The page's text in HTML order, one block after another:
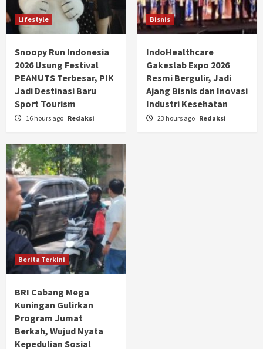
Lifestyle
Snoopy Run Indonesia
2026 Usung Festival
PEANUTS Terbesar, PIK
Jadi Destinasi Baru
Sport Tourism
16 hours ago Redaksi
Bisnis
IndoHealthcare
Gakeslab Expo 2026
Resmi Bergulir, Jadi
Ajang Bisnis dan Inovasi
Industri Kesehatan
23 hours ago Redaksi
Berita Terkini
BRI Cabang Mega
Kuningan Gulirkan
Program Jumat
Berkah, Wujud Nyata
Kepedulian Sosial